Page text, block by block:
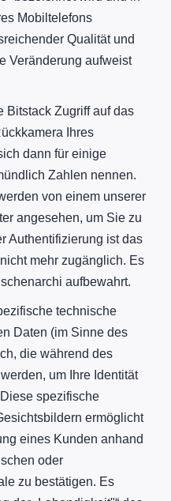
Mobiltelefons
Qualität und
Veränderung aufweist
Bitstack Zugriff auf das
Ihres
dann für einige
Zahlen nennen.
von einem unserer
angesehen, um Sie zu
Authentifizierung ist das
mehr zugänglich. Es
aufbewahrt.
technische
Daten (im Sinne des
die während des
um Ihre Identität
spezifische
ermöglicht
eines Kunden anhand
oder
zu bestätigen. Es